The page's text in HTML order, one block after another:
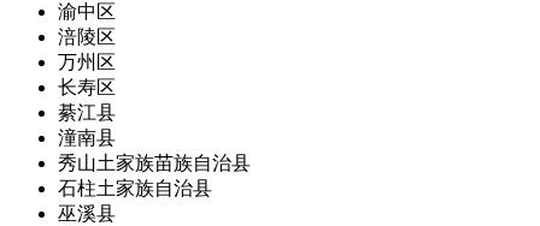
渝中区
涪陵区
万州区
长寿区
綦江县
潼南县
秀山土家族苗族自治县
石柱土家族自治县
巫溪县